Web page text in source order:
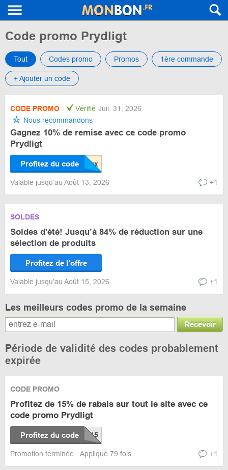
Code promo Prydligt
Tout Codes promo Promos 1ère commande
+ Ajouter un code
CODE PROMO Vérifié Juil. 31, 2026
Nous recommandons
Gagnez 10% de remise avec ce code promo
Prydligt
Profitez du code
Valable jusqu’au Août 13, 2026 +1
SOLDES
Soldes d'été! Jusqu’à 84% de réduction sur une
sélection de produits
Profitez de l’offre
Valable jusqu’au Août 15, 2026 +1
Les meilleurs codes promo de la semaine
Recevoir
Période de validité des codes probablement
expirée
CODE PROMO
Profitez de 15% de rabais sur tout le site avec ce
code promo Prydligt
Profitez du code
Promotion terminée Appliqué 79 fois +1